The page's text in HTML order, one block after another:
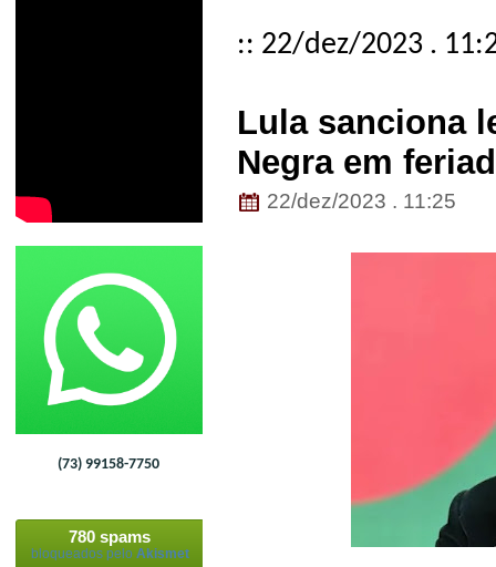
(73) 99158-7750
780 spams
bloqueados pelo Akismet
:: 22/dez/2023 .
Lula sanciona
Negra em
22/dez/2023 . 11:25